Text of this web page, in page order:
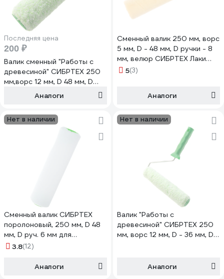
Последняя цена
200 ₽
Валик сменный "Работы с
древесиной" СИБРТЕХ 250
мм,ворс 12 мм, D 48 мм, D
ручки 6 мм,микроволокно
Аналоги
Сменный валик 250 мм, ворс
5 мм, D - 48 мм, D ручки - 8
мм, велюр СИБРТЕХ Лаки
80181
5(3)
Аналоги
Нет в наличии
Сменный валик СИБРТЕХ
поролоновый, 250 мм, D 48
мм, D руч. 6 мм для
арт.80104 801095
3.8(12)
Аналоги
Нет в наличии
Валик "Работы с
древесиной" СИБРТЕХ 250
мм, ворс 12 мм, D - 36 мм, D
Аналоги